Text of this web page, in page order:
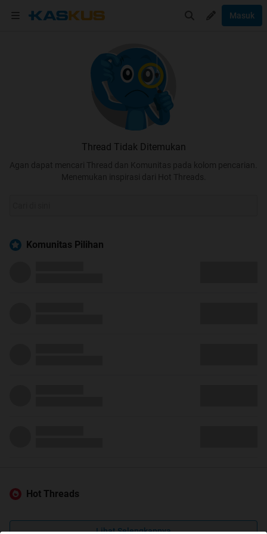
Masuk
Thread Tidak Ditemukan
Agan dapat mencari Thread dan Komunitas pada kolom pencarian.
Menemukan inspirasi dari Hot Threads.
Komunitas Pilihan
Hot Threads
Lihat Selengkapnya